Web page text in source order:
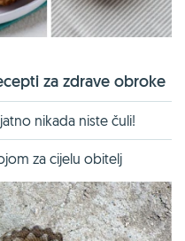
za zdrave obroke
nikada niste čuli!
za cijelu obitelj